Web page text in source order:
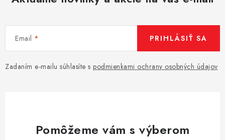
Email
Zadaním e-mailu súhlasíte s podmienkami ochrany osobných údajov
PRIHLÁSIŤ SA
Pomôžeme vám s výberom